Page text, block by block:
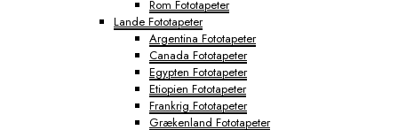
Rom Fototapeter
Lande Fototapeter
Argentina Fototapeter
Canada Fototapeter
Egypten Fototapeter
Etiopien Fototapeter
Frankrig Fototapeter
Grækenland Fototapeter